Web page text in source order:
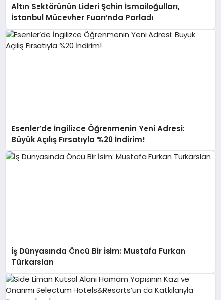
Altın Sektörünün Lideri Şahin İsmailoğulları,
İstanbul Mücevher Fuarı’nda Parladı ￼
Esenler’de İngilizce Öğrenmenin Yeni Adresi:
Büyük Açılış Fırsatıyla %20 İndirim!
İş Dünyasında Öncü Bir İsim: Mustafa Furkan
Türkarslan